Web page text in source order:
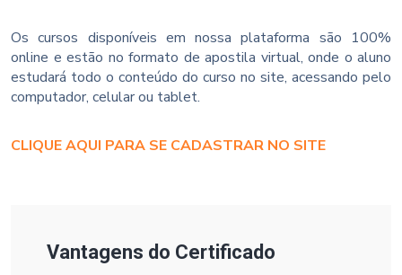
Os cursos disponíveis em nossa plataforma são 100%
online e estão no formato de apostila virtual, onde o aluno
estudará todo o conteúdo do curso no site, acessando pelo
computador, celular ou tablet.
CLIQUE AQUI PARA SE CADASTRAR NO SITE
Vantagens do Certificado